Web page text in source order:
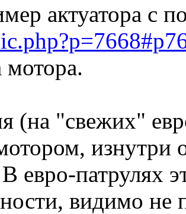
актуатора с
мотора.
(на "свежих"
изнутри
В евро-патрулях
видимо не